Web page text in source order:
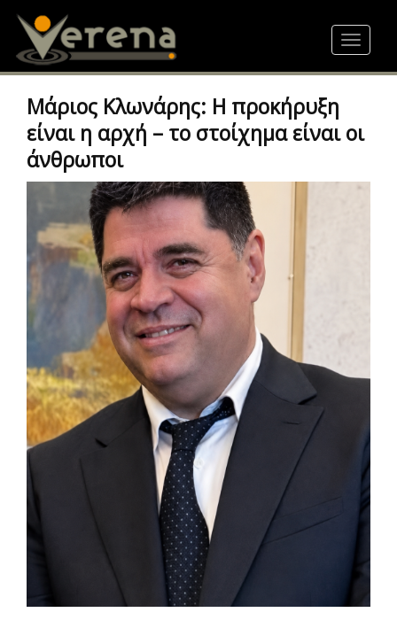
content
Toggle
Μάριος Κλωνάρης: Η προκήρυξη
είναι η αρχή – το στοίχημα είναι οι
άνθρωποι